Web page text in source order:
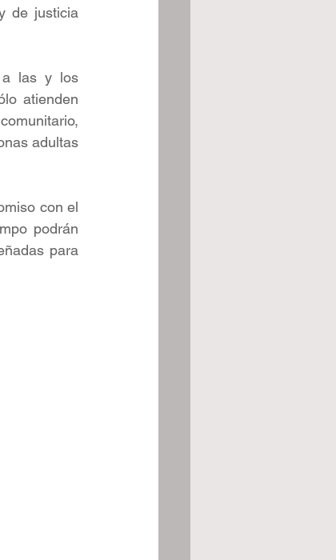
de justicia
a las y los
atienden
adultas
con el
podrán
para